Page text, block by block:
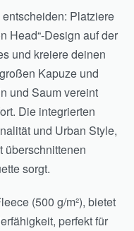
Platziere
Head“-Design auf der
und kreiere deinen
Kapuze und
und Saum vereint
Die integrierten
und Urban Style,
überschnittenen
sorgt.
(500 g/m²), bietet
perfekt für